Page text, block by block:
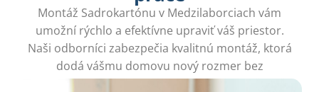
Montáž Sadrokartónu v Medzilaborciach vám
umožní rýchlo a efektívne upraviť váš priestor.
Naši odborníci zabezpečia kvalitnú montáž, ktorá
dodá vášmu domovu nový rozmer bez
zbytočného neporiadku.